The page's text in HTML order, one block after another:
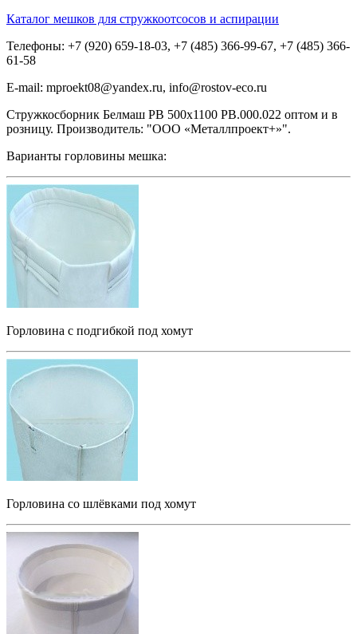
Каталог мешков для стружкоотсосов и аспирации
Телефоны: +7 (920) 659-18-03, +7 (485) 366-99-67, +7 (485) 366-
61-58
E-mail: mproekt08@yandex.ru, info@rostov-eco.ru
Стружкосборник Белмаш PB 500х1100 PB.000.022 оптом и в
розницу. Производитель: "ООО «Металлпроект+»".
Варианты горловины мешка:
Горловина с подгибкой под хомут
Горловина со шлёвками под хомут